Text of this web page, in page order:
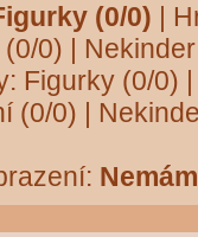
(0/0) |
0) |
Figurky (0/0) |
(0/0) |